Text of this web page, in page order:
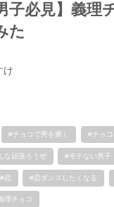
子必見】義理
た
け
#チョコで男を磨く #チョコ
な頑張ろうぜ #モテない男子
#恋 #恋ダンスしたくなる
理チョコ